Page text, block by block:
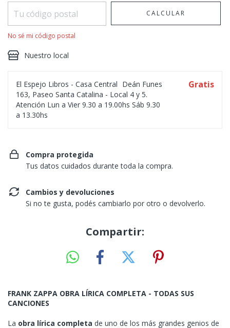
CALCULAR
No sé mi código postal
Nuestro local
El Espejo Libros - Casa Central Deán Funes
163, Paseo Santa Catalina - Local 4 y 5.
Atención Lun a Vier 9.30 a 19.00hs Sáb 9.30
a 13.30hs
Gratis
Compra protegida
Tus datos cuidados durante toda la compra.
Cambios y devoluciones
Si no te gusta, podés cambiarlo por otro o devolverlo.
Compartir:
FRANK ZAPPA OBRA LÍRICA COMPLETA - TODAS SUS
CANCIONES
La obra lírica completa de uno de los más grandes genios de